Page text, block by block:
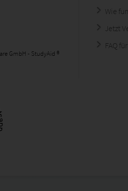
GmbH - StudyAid ®
Wie
Jetzt
FAQ